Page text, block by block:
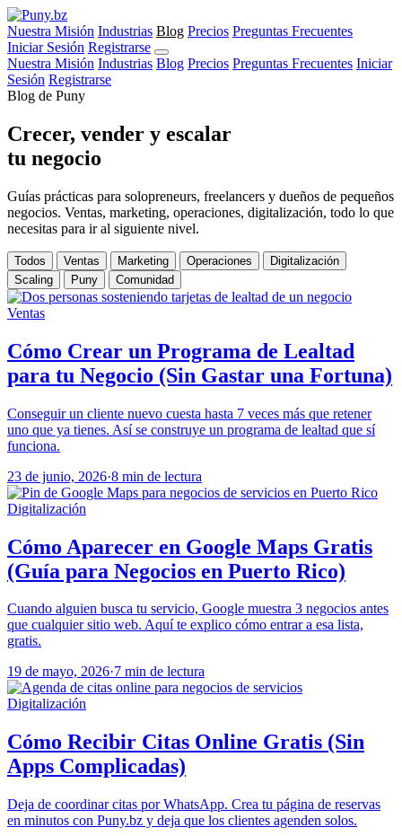
Nuestra Misión Industrias Blog Precios Preguntas Frecuentes
Iniciar Sesión Registrarse
Nuestra Misión Industrias Blog Precios Preguntas Frecuentes Iniciar
Sesión Registrarse
Blog de Puny
Crecer, vender y escalar
tu negocio
Guías prácticas para solopreneurs, freelancers y dueños de pequeños
negocios. Ventas, marketing, operaciones, digitalización, todo lo que
necesitas para ir al siguiente nivel.
Todos Ventas Marketing Operaciones
Digitalización
Scaling
Puny Comunidad
Ventas
Cómo Crear un Programa de Lealtad
para tu Negocio (Sin Gastar una Fortuna)
Conseguir un cliente nuevo cuesta hasta 7 veces más que retener
uno que ya tienes. Así se construye un programa de lealtad que sí
funciona.
23 de junio, 2026·8 min de lectura
Digitalización
Cómo Aparecer en Google Maps Gratis
(Guía para Negocios en Puerto Rico)
Cuando alguien busca tu servicio, Google muestra 3 negocios antes
que cualquier sitio web. Aquí te explico cómo entrar a esa lista,
gratis.
19 de mayo, 2026·7 min de lectura
Digitalización
Cómo Recibir Citas Online Gratis (Sin
Apps Complicadas)
Deja de coordinar citas por WhatsApp. Crea tu página de reservas
en minutos con Puny.bz y deja que los clientes agenden solos.